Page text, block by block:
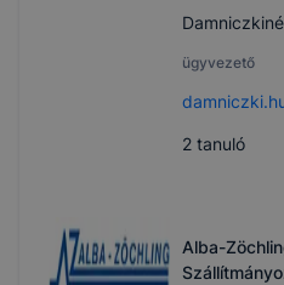
ügyvezető
2 tanuló
Alba-